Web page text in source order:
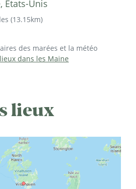
États-Unis
(13.15km)
des marées et la météo
dans les Maine
lieux